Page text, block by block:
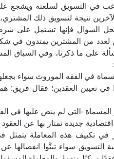
في التسويق لسلعته ويشجع
نتيجة لتسويق ذلك المشتري،
السؤال فإنها تشتمل على
من المشترين يمتدون في
على ما ذكرنا، وفي السياق
في الفقه الموروث سواء
تعيين العقدين؛ فقال فريق: هما
-التي لم ينص عليها في
جديدة تمتاز بها عن
تكييف هذه المعاملة يتمثل
التسويق سواء تبنَّوا انفصالها